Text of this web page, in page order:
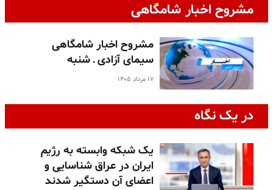
مشروح اخبار شامگاهی
مشروح اخبار شامگاهی
سیمای آزادی ـ شنبه
۱۷ مرداد ۱۴۰۵
در یک نگاه
یک شبکه وابسته به رژیم
ایران در عراق شناسایی و
اعضای آن دستگیر شدند